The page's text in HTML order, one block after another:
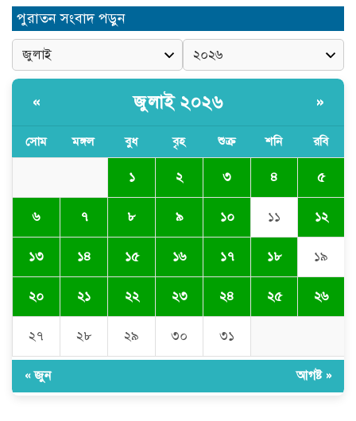
নিত্যপণ্যের ঊর্ধ্বগতি রোধ, স্বাধীন দুদক
নবনিযুক্ত এসএমপি কমিশনারের সঙ্গে
সাংবাদিকদের মতবিনিময় সভা
অবৈধ বালু উত্তোলনের অভিযোগে ২১টি
ড্রেজার জব্দ, ৯ জন আটক
অব অনারে বরণ
চুনারুঘাটে সাংবাদিকের ব্যক্তিগত ভিডিও
ধারণের অভিযোগ: ব্ল্যাকমেইল ও চাঁদা
দাবির অভিযোগে তোলপাড়
দোয়ারাবাজারে বালু ব্যবসায়ীর সংবাদ
সম্মেলন চারটি নৌকা দখল ও নগদ টাকা
পুরাতন সংবাদ পড়ুন
« জুলাই ২০২৬ »
সোম মঙ্গল বুধ বৃহ শুক্র শনি রবি
১ ২ ৩ ৪ ৫
৬ ৭ ৮ ৯ ১০ ১১ ১২
১৩ ১৪ ১৫ ১৬ ১৭ ১৮ ১৯
২০ ২১ ২২ ২৩ ২৪ ২৫ ২৬
২৭ ২৮ ২৯ ৩০ ৩১
« জুন আগষ্ট »